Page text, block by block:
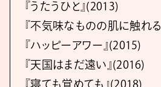
『うたうひと』(2013)
『不気味なものの肌に触れ
『ハッピーアワー』(2015)
『天国はまだ遠い』(2016)
『寝ても覚めても』(2018)